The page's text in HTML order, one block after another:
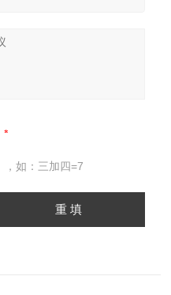
，如：三加四=7